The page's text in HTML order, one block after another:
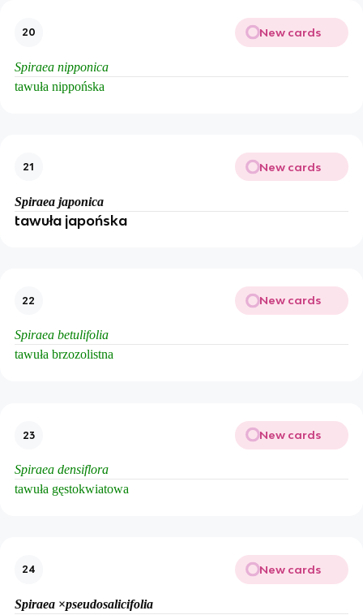
20 New cards
Spiraea nipponica
tawuła nippońska
21 New cards
Spiraea japonica
tawuła japońska
22 New cards
Spiraea betulifolia
tawuła brzozolistna
23 New cards
Spiraea densiflora
tawuła gęstokwiatowa
24 New cards
Spiraea ×pseudosalicifolia